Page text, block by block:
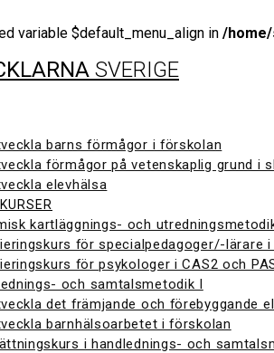
variable $default_menu_align in /
SVERIGE
barns förmågor i förskolan
förmågor på vetenskaplig grund i
elevhälsa
kartläggnings- och
för specialpedagoger/-lärare i
för psykologer i CAS2 och
och samtalsmetodik I
det främjande och förebyggande
barnhälsoarbetet i förskolan
i handlednings- och